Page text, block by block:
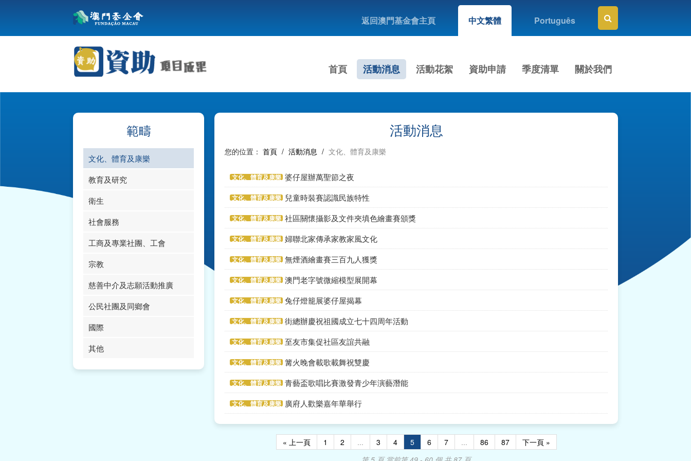
返回澳門基金會主頁 中文繁體 Português
首頁 活動消息 活動花絮 資助申請 季度清單 關於我們
範疇
文化、體育及康樂
教育及研究
衛生
社會服務
工商及專業社團、工會
宗教
慈善中介及志願活動推廣
公民社團及同鄉會
國際
其他
活動消息
您的位置： 首頁 / 活動消息 / 文化、體育及康樂
文化、體育及康樂 婆仔屋辦萬聖節之夜
文化、體育及康樂 兒童時裝賽認識民族特性
文化、體育及康樂 社區關懷攝影及文件夾填色繪畫賽頒獎
文化、體育及康樂 婦聯北家傳承家教家風文化
文化、體育及康樂 無煙酒繪畫賽三百九人獲獎
文化、體育及康樂 澳門老字號微縮模型展開幕
文化、體育及康樂 兔仔燈籠展婆仔屋揭幕
文化、體育及康樂 街總辦慶祝祖國成立七十四周年活動
文化、體育及康樂 至友市集促社區友誼共融
文化、體育及康樂 篝火晚會載歌載舞祝雙慶
文化、體育及康樂 青藝盃歌唱比賽激發青少年演藝潛能
文化、體育及康樂 廣府人歡樂嘉年華舉行
« 上一頁 1 2 ... 3 4 5 6 7 ... 86 87
下一頁 »